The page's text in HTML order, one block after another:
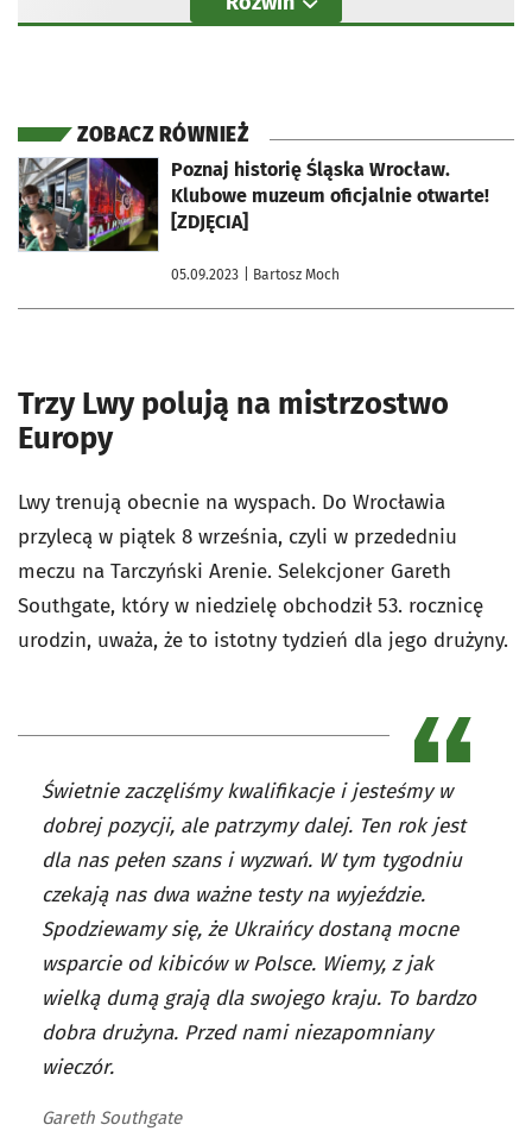
ZOBACZ RÓWNIEŻ
Poznaj historię Śląska Wrocław.
Klubowe muzeum oficjalnie otwarte!
[ZDJĘCIA]
05.09.2023 | Bartosz Moch
otworzy się w nowej karcie
Trzy Lwy polują na mistrzostwo
Europy
Lwy trenują obecnie na wyspach. Do Wrocławia
przylecą w piątek 8 września, czyli w przededniu
meczu na Tarczyński Arenie. Selekcjoner Gareth
Southgate, który w niedzielę obchodził 53. rocznicę
urodzin, uważa, że to istotny tydzień dla jego drużyny.
Świetnie zaczęliśmy kwalifikacje i jesteśmy w
dobrej pozycji, ale patrzymy dalej. Ten rok jest
dla nas pełen szans i wyzwań. W tym tygodniu
czekają nas dwa ważne testy na wyjeździe.
Spodziewamy się, że Ukraińcy dostaną mocne
wsparcie od kibiców w Polsce. Wiemy, z jak
wielką dumą grają dla swojego kraju. To bardzo
dobra drużyna. Przed nami niezapomniany
wieczór.
Gareth Southgate